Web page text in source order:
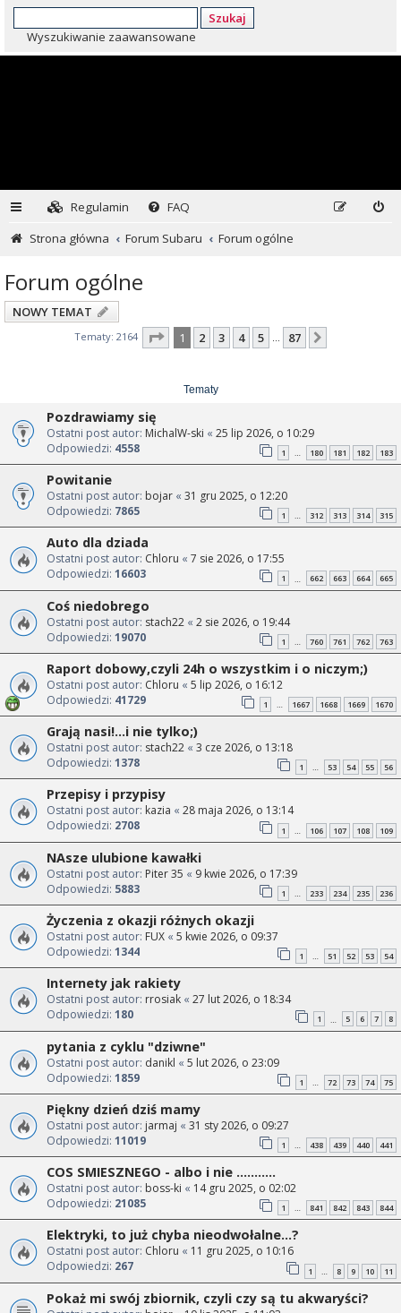
Szukaj
Wyszukiwanie zaawansowane
Regulamin
FAQ
Strona główna
Forum Subaru Forum ogólne
Forum ogólne
NOWY TEMAT
Tematy: 2164 Strona z87
1 2 3 4 5 … 87
Tematy
Pozdrawiamy się
Ostatni post autor: MichalW-ski « 25 lip 2026, o 10:29
Odpowiedzi: 4558 1 … 180 181 182 183
Powitanie
Ostatni post autor: bojar « 31 gru 2025, o 12:20
Odpowiedzi: 7865 1 … 312 313 314 315
Auto dla dziada
Ostatni post autor: Chloru « 7 sie 2026, o 17:55
Odpowiedzi: 16603 1 … 662 663 664 665
Coś niedobrego
Ostatni post autor: stach22 « 2 sie 2026, o 19:44
Odpowiedzi: 19070 1 … 760 761 762 763
Raport dobowy,czyli 24h o wszystkim i o niczym;)
Ostatni post autor: Chloru « 5 lip 2026, o 16:12
Odpowiedzi: 41729 1 … 1667 1668 1669 1670
Grają nasi!...i nie tylko;)
Ostatni post autor: stach22 « 3 cze 2026, o 13:18
Odpowiedzi: 1378 1 … 53 54 55 56
Przepisy i przypisy
Ostatni post autor: kazia « 28 maja 2026, o 13:14
Odpowiedzi: 2708 1 … 106 107 108 109
NAsze ulubione kawałki
Ostatni post autor: Piter 35 « 9 kwie 2026, o 17:39
Odpowiedzi: 5883 1 … 233 234 235 236
Życzenia z okazji różnych okazji
Ostatni post autor: FUX « 5 kwie 2026, o 09:37
Odpowiedzi: 1344 1 … 51 52 53 54
Internety jak rakiety
Ostatni post autor: rrosiak « 27 lut 2026, o 18:34
Odpowiedzi: 180 1 … 5 6 7 8
pytania z cyklu "dziwne"
Ostatni post autor: danikl « 5 lut 2026, o 23:09
Odpowiedzi: 1859 1 … 72 73 74 75
Piękny dzień dziś mamy
Ostatni post autor: jarmaj « 31 sty 2026, o 09:27
Odpowiedzi: 11019 1 … 438 439 440 441
COS SMIESZNEGO - albo i nie ...........
Ostatni post autor: boss-ki « 14 gru 2025, o 02:02
Odpowiedzi: 21085 1 … 841 842 843 844
Elektryki, to już chyba nieodwołalne...?
Ostatni post autor: Chloru « 11 gru 2025, o 10:16
Odpowiedzi: 267 1 … 8 9 10 11
Pokaż mi swój zbiornik, czyli czy są tu akwaryści?